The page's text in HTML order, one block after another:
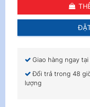
Giao hàng ngay
Đổi trả trong 48
lượng